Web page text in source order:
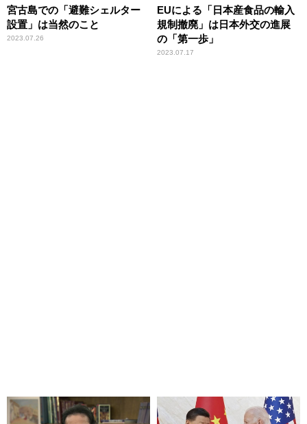
宮古島での「避難シェルター
設置」は当然のこと
2023.07.26
EUによる「日本産食品の輸入
規制撤廃」は日本外交の進展
の「第一歩」
2023.07.17